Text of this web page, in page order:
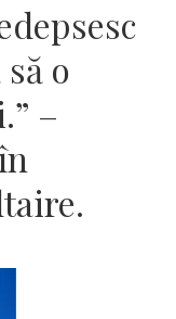
o
–